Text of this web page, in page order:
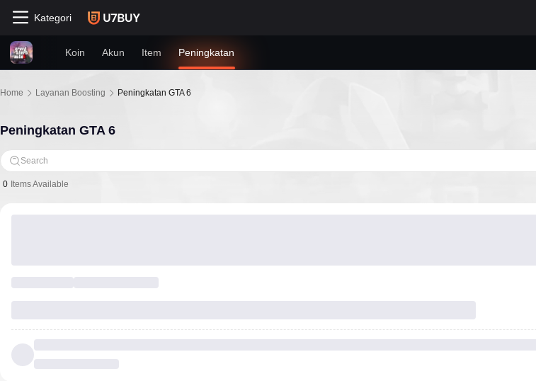
Kategori
Koin Akun Item Peningkatan
Home Layanan Boosting Peningkatan GTA 6
Peningkatan GTA 6
Search
0 Items Available